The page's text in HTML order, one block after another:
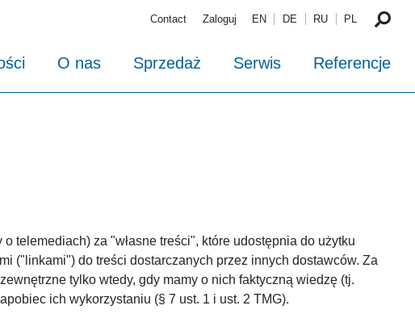
Contact Zaloguj EN DE RU PL
O nas Sprzedaż Serwis Referencje
telemediach) za "własne treści", które udostępnia do użytku
("linkami") do treści dostarczanych przez innych dostawców. Za
tylko wtedy, gdy mamy o nich faktyczną wiedzę (tj.
ich wykorzystaniu (§ 7 ust. 1 i ust. 2 TMG).